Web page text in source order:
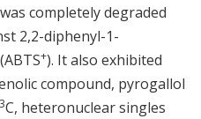
completely degraded
2,2-diphenyl-1-
+). It also exhibited
compound, pyrogallol
C, heteronuclear singles